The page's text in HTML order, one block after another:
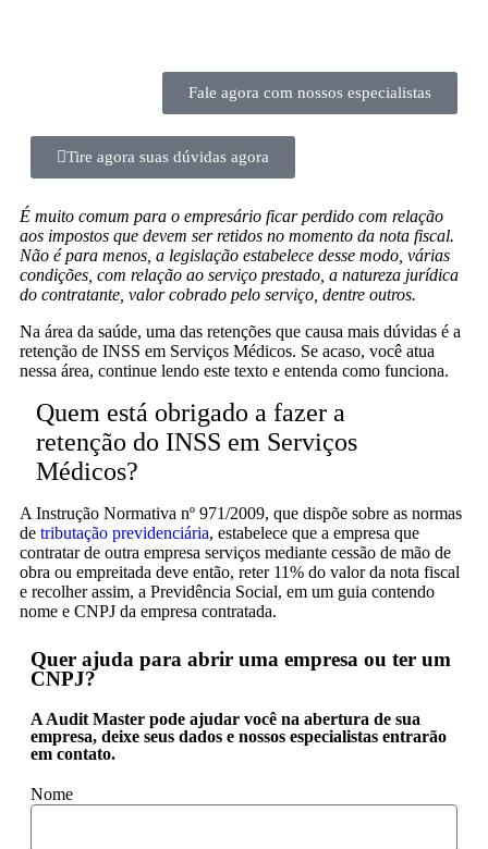
Fale agora com nossos especialistas
Tire agora suas dúvidas agora
É muito comum para o empresário ficar perdido com relação
aos impostos que devem ser retidos no momento da nota fiscal.
Não é para menos, a legislação estabelece desse modo, várias
condições, com relação ao serviço prestado, a natureza jurídica
do contratante, valor cobrado pelo serviço, dentre outros.
Na área da saúde, uma das retenções que causa mais dúvidas é a
retenção de INSS em Serviços Médicos. Se acaso, você atua
nessa área, continue lendo este texto e entenda como funciona.
Quem está obrigado a fazer a
retenção do INSS em Serviços
Médicos?
A Instrução Normativa nº 971/2009, que dispõe sobre as normas
de tributação previdenciária, estabelece que a empresa que
contratar de outra empresa serviços mediante cessão de mão de
obra ou empreitada deve então, reter 11% do valor da nota fiscal
e recolher assim, a Previdência Social, em um guia contendo
nome e CNPJ da empresa contratada.
Quer ajuda para abrir uma empresa ou ter um
CNPJ?
A Audit Master pode ajudar você na abertura de sua
empresa, deixe seus dados e nossos especialistas entrarão
em contato.
Nome